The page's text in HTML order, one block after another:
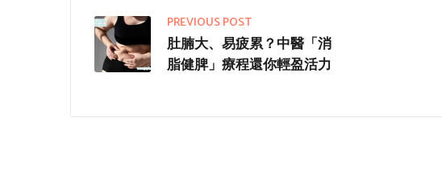
PREVIOUS POST
肚腩大、易疲累？中醫「消
脂健脾」療程還你輕盈活力